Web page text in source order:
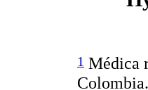
1 Médica
Colombia.